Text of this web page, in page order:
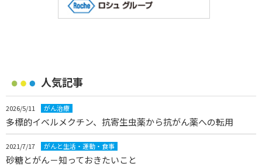
人気記事
2026/5/11 がん治療
多標的イベルメクチン、抗寄生虫薬から抗がん薬への転用
2021/7/17 がんと生活・運動・食事
砂糖とがん－知っておきたいこと